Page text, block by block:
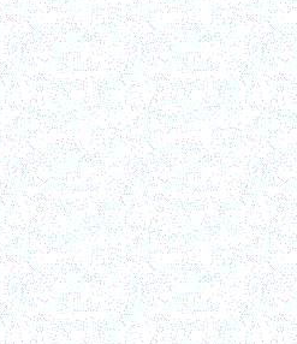
бывает
все
внезапно, в